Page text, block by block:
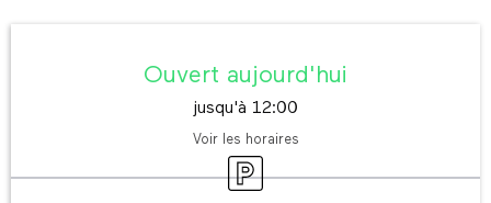
Ouvert aujourd'hui
jusqu'à 12:00
Voir les horaires
Parking